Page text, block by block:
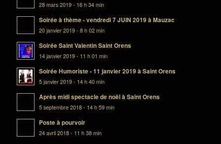
28 mars 2019 - 16 h 34 min
Soirée à thème - vendredi 7 JUIN 2019 à Mauzac
20 janvier 2019 - 8 h 02 min
Soirée Saint Valentin Saint Orens
14 janvier 2019 - 11 h 01 min
Soirée Humoriste - 11 janvier 2019 à Saint Orens
5 janvier 2019 - 14 h 40 min
Après midi spectacle de noël à Saint Orens
5 septembre 2018 - 14 h 59 min
Poste à pourvoir
24 avril 2018 - 11 h 38 min